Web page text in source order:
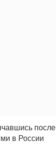
после
в России